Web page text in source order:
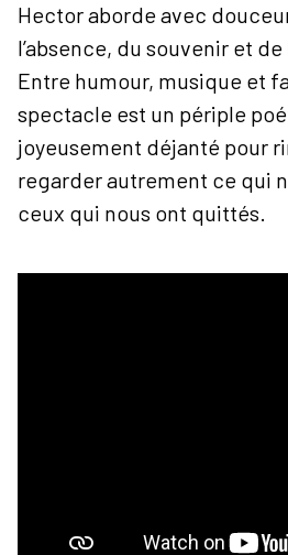
Hector aborde avec
l’absence, du souvenir et
Entre humour, musique et
spectacle est un périple
joyeusement déjanté pour
regarder autrement ce qui
ceux qui nous ont quittés.